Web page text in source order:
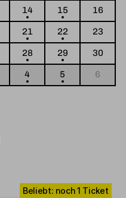
14 15
16
21 22
23
28 29
30
4 5 6